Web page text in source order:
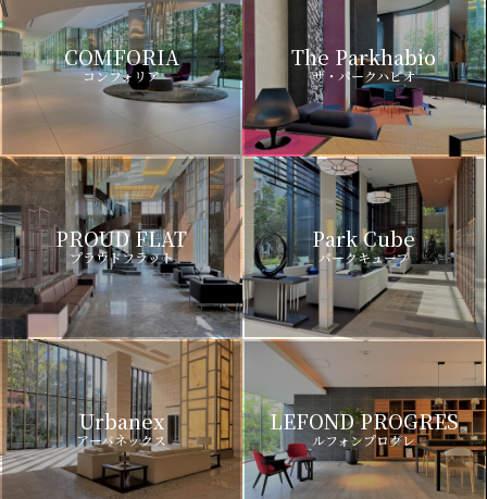
COMFORIA
コンフォリア
The Parkhabio
ザ・パークハビオ
PROUD FLAT
プラウドフラット
Park Cube
パークキューブ
Urbanex
アーバネックス
LEFOND PROGRES
ルフォンプログレ